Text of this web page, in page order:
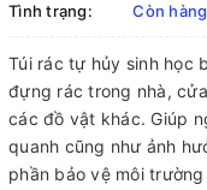
Tình trạng:
Còn hàng
Túi rác tự hủy sinh học
đựng rác trong nhà,
các đồ vật khác. Giúp
quanh cũng như ảnh
phần bảo vệ môi